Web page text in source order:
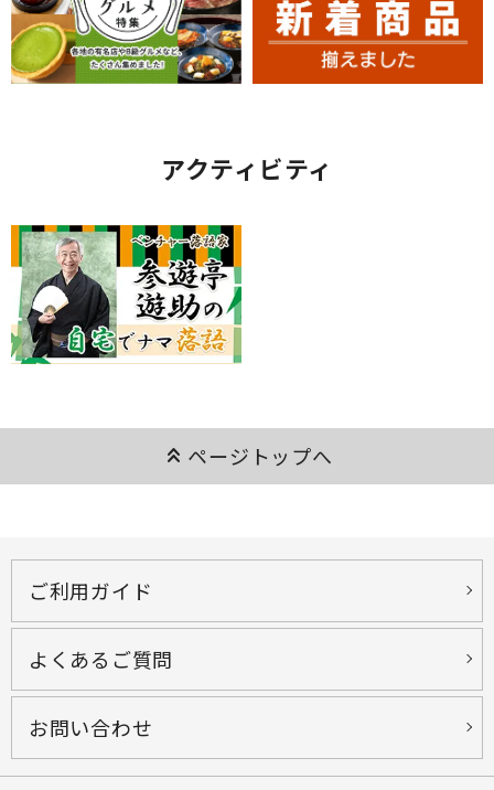
アクティビティ
keyboard_double_arrow_up ページトップへ
ご利用ガイド
よくあるご質問
お問い合わせ